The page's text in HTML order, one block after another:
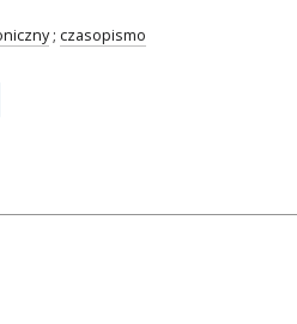
; czasopismo